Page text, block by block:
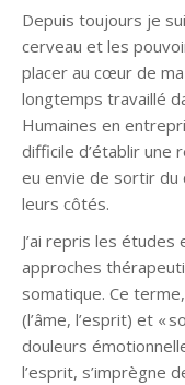
Depuis toujours je
cerveau et les
placer au cœur de
longtemps travaillé
Humaines en
difficile d’établir une
eu envie de sortir du
leurs côtés.
J’ai repris les
approches
somatique. Ce
(l’âme, l’esprit) et «
douleurs
l’esprit, s’imprègne